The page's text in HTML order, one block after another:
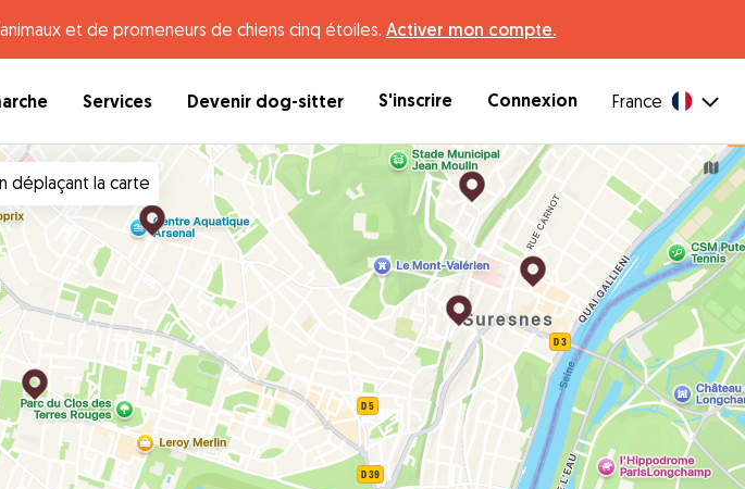
et de promeneurs de chiens cinq étoiles. Activer mon compte.
Services Devenir dog-sitter S'inscrire Connexion France
déplaçant la carte